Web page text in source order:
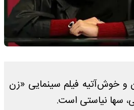
و خوش‌آتیه فیلم سینمایی «زن
سها نیاستی است.